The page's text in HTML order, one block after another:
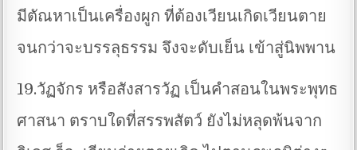
มีตัณหาเป็นเครื่องผูก ที่ต้องเวียนเกิดเวียนตาย
จนกว่าจะบรรลุธรรม จึงจะดับเย็น เข้าสู่นิพพาน
19.วัฏจักร หรือสังสารวัฏ เป็นคำสอนในพระพุทธ
ศาสนา ตราบใดที่สรรพสัตว์ ยังไม่หลุดพ้นจาก